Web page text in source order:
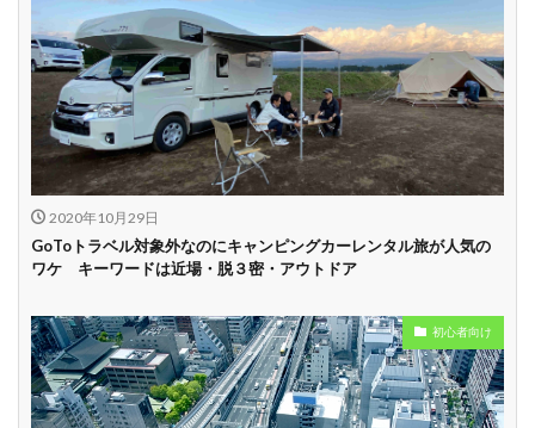
貸し出しオプショ
ン充実
新車多数あり
キャンプ道具貸し
出し有り
試乗プラン有り
キャンペーン開催
中
長期割引
学割 早割
2020年10月29日
GoToトラベル対象外なのにキャンピングカーレンタル旅が人気の
ワケ キーワードは近場・脱３密・アウトドア
初心者向け